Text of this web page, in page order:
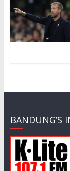
BANDUNG’S